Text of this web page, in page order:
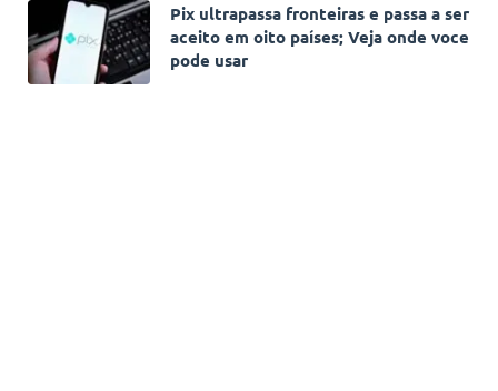
Pix ultrapassa fronteiras e passa a ser
aceito em oito países; Veja onde voce
pode usar